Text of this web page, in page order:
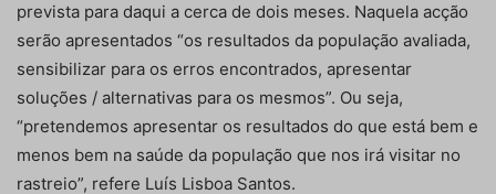
prevista para daqui a cerca de dois meses. Naquela acção
serão apresentados “os resultados da população avaliada,
sensibilizar para os erros encontrados, apresentar
soluções / alternativas para os mesmos”. Ou seja,
“pretendemos apresentar os resultados do que está bem e
menos bem na saúde da população que nos irá visitar no
rastreio”, refere Luís Lisboa Santos.